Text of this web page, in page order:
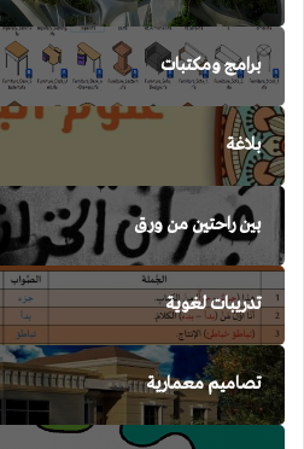
برامج ومكتبات
بلاغة
بين راحتين من ورق
تدريبات لغوية
تصاميم معمارية